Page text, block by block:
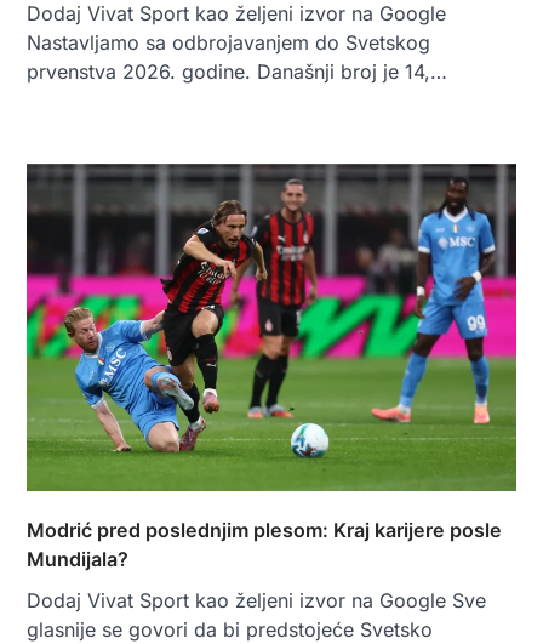
Dodaj Vivat Sport kao željeni izvor na Google
Nastavljamo sa odbrojavanjem do Svetskog
prvenstva 2026. godine. Današnji broj je 14,…
Modrić pred poslednjim plesom: Kraj karijere posle
Mundijala?
Dodaj Vivat Sport kao željeni izvor na Google Sve
glasnije se govori da bi predstojeće Svetsko